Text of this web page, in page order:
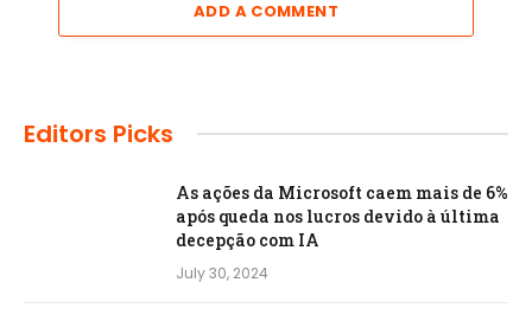
ADD A COMMENT
Editors Picks
As ações da Microsoft caem mais de 6%
após queda nos lucros devido à última
decepção com IA
July 30, 2024